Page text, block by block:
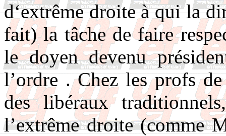
d‘extrême droite à qui la
fait) la tâche de faire
le doyen devenu
l’ordre . Chez les profs
des libéraux
l’extrême droite (comme